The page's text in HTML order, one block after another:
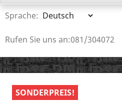
Sprache:
Rufen Sie uns an:081/304072
SONDERPREIS!